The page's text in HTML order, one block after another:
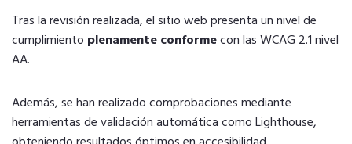
Tras la revisión realizada, el sitio web presenta un nivel de
cumplimiento plenamente conformecon las WCAG 2.1 nivel
AA.
Además, se han realizado comprobaciones mediante
herramientas de validación automática como Lighthouse,